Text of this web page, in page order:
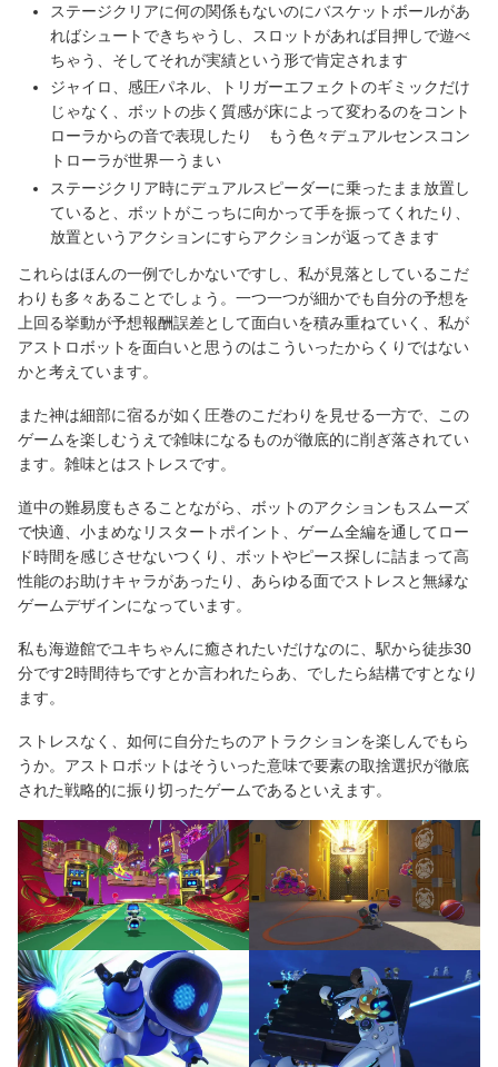
ステージクリアに何の関係もないのにバスケットボールがあ
ればシュートできちゃうし、スロットがあれば目押しで遊べ
ちゃう、そしてそれが実績という形で肯定されます
ジャイロ、感圧パネル、トリガーエフェクトのギミックだけ
じゃなく、ボットの歩く質感が床によって変わるのをコント
ローラからの音で表現したり もう色々デュアルセンスコン
トローラが世界一うまい
ステージクリア時にデュアルスピーダーに乗ったまま放置し
ていると、ボットがこっちに向かって手を振ってくれたり、
放置というアクションにすらアクションが返ってきます
これらはほんの一例でしかないですし、私が見落としているこだ
わりも多々あることでしょう。一つ一つが細かでも自分の予想を
上回る挙動が予想報酬誤差として面白いを積み重ねていく、私が
アストロボットを面白いと思うのはこういったからくりではない
かと考えています。
また神は細部に宿るが如く圧巻のこだわりを見せる一方で、この
ゲームを楽しむうえで雑味になるものが徹底的に削ぎ落されてい
ます。雑味とはストレスです。
道中の難易度もさることながら、ボットのアクションもスムーズ
で快適、小まめなリスタートポイント、ゲーム全編を通してロー
ド時間を感じさせないつくり、ボットやピース探しに詰まって高
性能のお助けキャラがあったり、あらゆる面でストレスと無縁な
ゲームデザインになっています。
私も海遊館でユキちゃんに癒されたいだけなのに、駅から徒歩30
分です2時間待ちですとか言われたらあ、でしたら結構ですとなり
ます。
ストレスなく、如何に自分たちのアトラクションを楽しんでもら
うか。アストロボットはそういった意味で要素の取捨選択が徹底
された戦略的に振り切ったゲームであるといえます。